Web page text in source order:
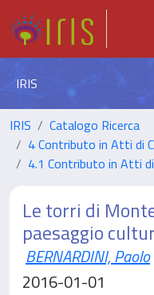
IRIS
IRIS
Catalogo Ricerca
4 Contributo in Atti di
4.1 Contributo in Atti
Le torri di
paesaggio
BERNARDINI, Paolo
2016-01-01